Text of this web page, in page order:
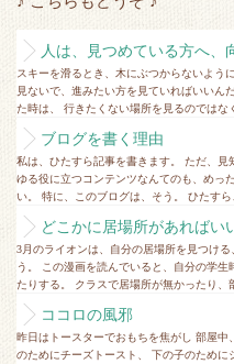
人は、見つめている方へ、
スキーを滑るとき、木にぶつからないよう
見ないで、進みたい方を見ていればいいん
た時は、 行きたくない場所を見るのではな
ブログを書く理由
私は、ひたすら記事を書きます。 ただ、
ゆる役に立つコンテンツなんてのも、めっ
い。 特に、このブログは、そう。 ひたすら
どこかに居場所があればい
3月のライオンは、自分の居場所を見つけ
う。 この漫画を読んでいると、自分の学
たりする。 クラスで居場所が無かったり、
ココロの風邪
昨日はトースターでおもちを焦がし 部屋
のためにチーズトースト、 下の子のために